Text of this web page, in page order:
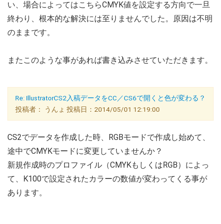
い、場合によってはこちらCMYK値を設定する方向で一旦
終わり、根本的な解決には至りませんでした。原因は不明
のままです。
またこのような事があれば書き込みさせていただきます。
Re: IllustratorCS2入稿データをCC／CS6で開くと色が変わる？
投稿者： うんょ 投稿日：2014/05/01 12:19:00
CS2でデータを作成した時、RGBモードで作成し始めて、
途中でCMYKモードに変更していませんか？
新規作成時のプロファイル（CMYKもしくはRGB）によっ
て、K100で設定されたカラーの数値が変わってくる事が
あります。